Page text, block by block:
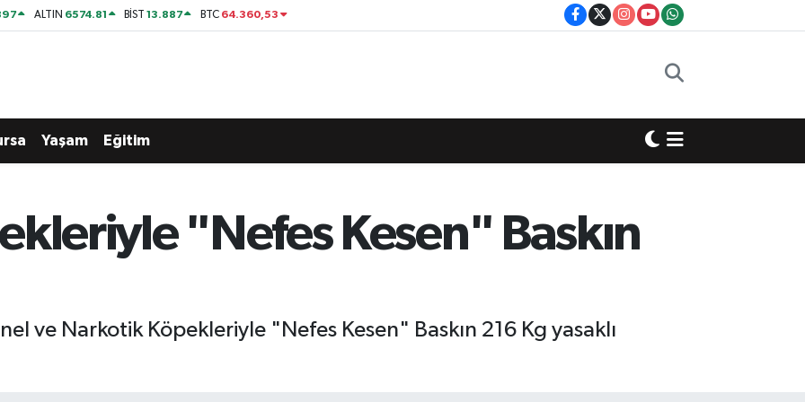
ALTIN 6574.81 BİST13.887 BTC 64.360,53
Yaşam Eğitim
"Nefes Kesen" Baskın
ve Narkotik Köpekleriyle "Nefes Kesen" Baskın 216 Kg yasaklı